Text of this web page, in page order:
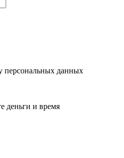
персональных данных
деньги и время